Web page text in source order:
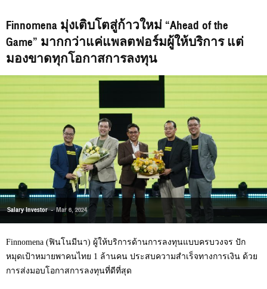
Finnomena มุ่งเติบโตสู่ก้าวใหม่ “Ahead of the
Game” มากกว่าแค่แพลตฟอร์มผู้ให้บริการ แต่
มองขาดทุกโอกาสการลงทุน
Salary Investor - Mar 6, 2024
Finnomena (ฟินโนมีนา) ผู้ให้บริการด้านการลงทุนแบบครบวงจร ปัก
หมุดเป้าหมายพาคนไทย 1 ล้านคน ประสบความสำเร็จทางการเงิน ด้วย
การส่งมอบโอกาสการลงทุนที่ดีที่สุด